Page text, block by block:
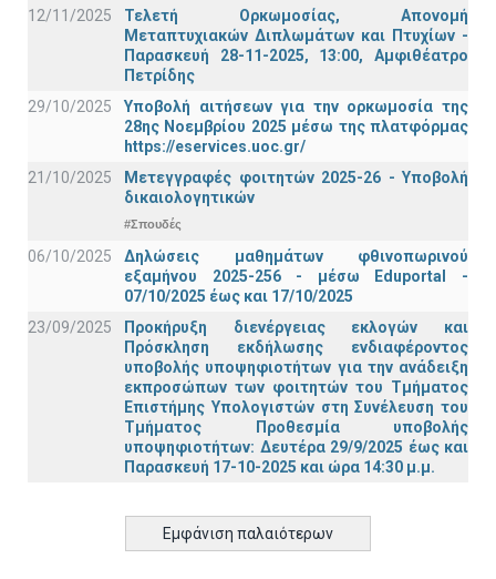
12/11/2025
Τελετή Ορκωμοσίας, Απονομή
Μεταπτυχιακών Διπλωμάτων και Πτυχίων -
Παρασκευή 28-11-2025, 13:00, Αμφιθέατρο
Πετρίδης
29/10/2025
Υποβολή αιτήσεων για την ορκωμοσία της
28ης Νοεμβρίου 2025 μέσω της πλατφόρμας
https://eservices.uoc.gr/
21/10/2025
Μετεγγραφές φοιτητών 2025-26 - Υποβολή
δικαιολογητικών
#Σπουδές
06/10/2025
Δηλώσεις μαθημάτων φθινοπωρινού
εξαμήνου 2025-256 - μέσω Εduportal -
07/10/2025 έως και 17/10/2025
23/09/2025
Προκήρυξη διενέργειας εκλογών και
Πρόσκληση εκδήλωσης ενδιαφέροντος
υποβολής υποψηφιοτήτων για την ανάδειξη
εκπροσώπων των φοιτητών του Τμήματος
Επιστήμης Υπολογιστών στη Συνέλευση του
Τμήματος Προθεσμία υποβολής
υποψηφιοτήτων: Δευτέρα 29/9/2025 έως και
Παρασκευή 17-10-2025 και ώρα 14:30 μ.μ.
Εμφάνιση παλαιότερων